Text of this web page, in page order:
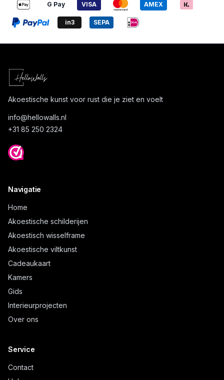
G Pay VISA AMEX
in3 SEPA
Akoestische kunst voor rust die je ziet en voelt
info@hellowalls.nl
+31 85 250 2324
Navigatie
Home
Akoestische schilderijen
Akoestisch wisselframe
Akoestische viltkunst
Cadeaukaart
Kamers
Gids
Interieurprojecten
Over ons
Service
Contact